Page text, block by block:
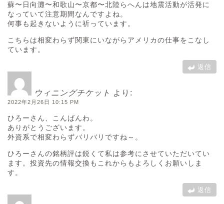
蘇〜日向灘〜和歌山〜京都〜北陸らへんは地震活動が活発に
なっていて注意期間なんですよね。
何事も起きないように祈っています。
こちらは相変わらず関東にいながらアメリカの仕事をこなし
ています。
返信
ウィニングチケット より:
2022年2月26日 10:15 PM
ひろーさん、こんばんわ。
ありがとうございます。
外資系で相変わらずバリバリですね～。
ひろーさんの銘柄評は鋭くて私は参考にさせていただいてい
ます。投資先の情報交換もこれからもよろしくお願いしま
す。
返信